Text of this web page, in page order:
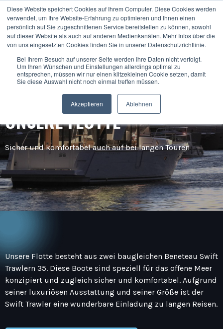
Diese Website speichert Cookies auf Ihrem Computer. Diese Cookies werden
verwendet, um Ihre Website-Erfahrung zu optimieren und Ihnen einen
persönlich auf Sie zugeschnittenen Service bereitstellen zu können, sowohl
auf dieser Website als auch auf anderen Medienkanälen. Mehr Infos über die
von uns eingesetzten Cookies finden Sie in unserer Datenschutzrichtlinie.
Bei Ihrem Besuch auf unserer Seite werden Ihre Daten nicht verfolgt.
Um Ihren Wünschen und Einstellungen allerdings optimal zu
entsprechen, müssen wir nur einen klitzekleinen Cookie setzen, damit
Sie diese Auswahl nicht noch einmal treffen müssen.
Akzeptieren Ablehnen
Beratung
Unsere Flotte
UNSERE FLOTTE
Sicher und komfortabel auch auf bei langen Touren
Unsere Flotte besteht aus zwei baugleichen Beneteau Swift
Trawlern 35. Diese Boote sind speziell für das offene Meer
konzipiert und zugleich sicher und komfortabel. Aufgrund
seiner luxuriösen Ausstattung und seiner Größe ist der
Swift Trawler eine wunderbare Einladung zu langen Reisen.